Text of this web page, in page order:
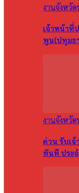
งานจังหวั
เจ้าหน้าที่
พูน(ปทุมธ
งานจังหวั
ด่วน รับเ
ทันที ประจ